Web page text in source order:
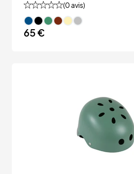
(0 avis)
65 €